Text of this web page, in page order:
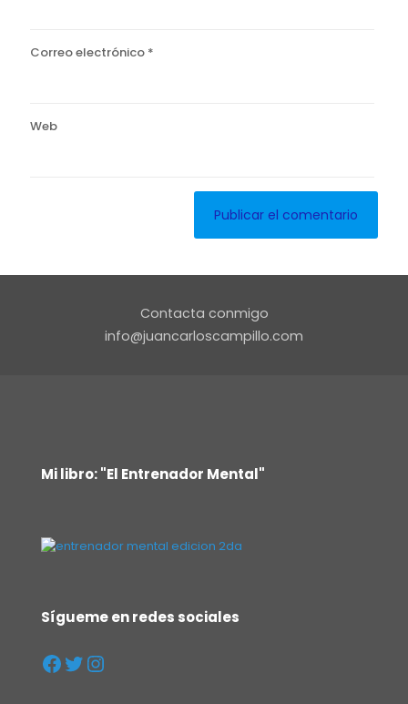
Correo electrónico *
Web
Contacta conmigo
info@juancarloscampillo.com
Mi libro: "El Entrenador Mental"
Sígueme en redes sociales